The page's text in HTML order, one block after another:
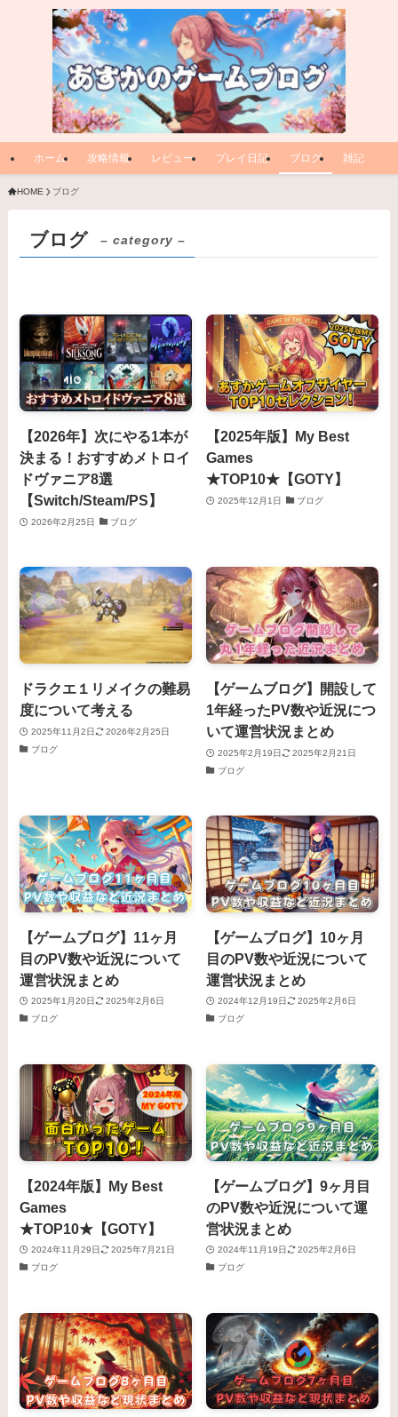
ホーム 攻略情報 レビュー プレイ日記 ブログ 雑記
HOME ブログ
ブログ – category –
【2026年】次にやる1本が
決まる！おすすめメトロイ
ドヴァニア8選
【Switch/Steam/PS】
2026年2月25日 ブログ
【2025年版】My Best
Games
★TOP10★【GOTY】
2025年12月1日 ブログ
ドラクエ１リメイクの難易
度について考える
2025年11月2日
2026年2月25日
ブログ
【ゲームブログ】開設して
1年経ったPV数や近況につ
いて運営状況まとめ
2025年2月19日
2025年2月21日
ブログ
【ゲームブログ】11ヶ月
目のPV数や近況について
運営状況まとめ
2025年1月20日
2025年2月6日
ブログ
【ゲームブログ】10ヶ月
目のPV数や近況について
運営状況まとめ
2024年12月19日
2025年2月6日
ブログ
【2024年版】My Best
Games
★TOP10★【GOTY】
2024年11月29日
2025年7月21日
ブログ
【ゲームブログ】9ヶ月目
のPV数や近況について運
営状況まとめ
2024年11月19日
2025年2月6日
ブログ